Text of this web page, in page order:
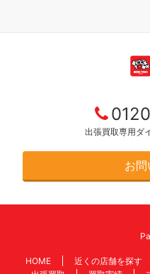
出張買取専用ダ
お
HOME 近くの店舗を探す